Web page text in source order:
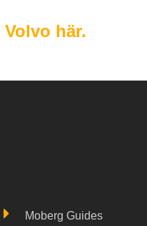
Volvo här.
Moberg Guides